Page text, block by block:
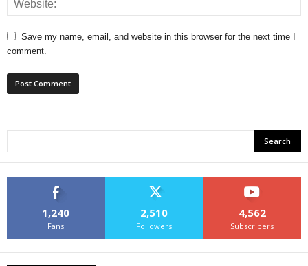
Save my name, email, and website in this browser for the next time I
comment.
1,240
Fans
2,510
Followers
4,562
Subscribers